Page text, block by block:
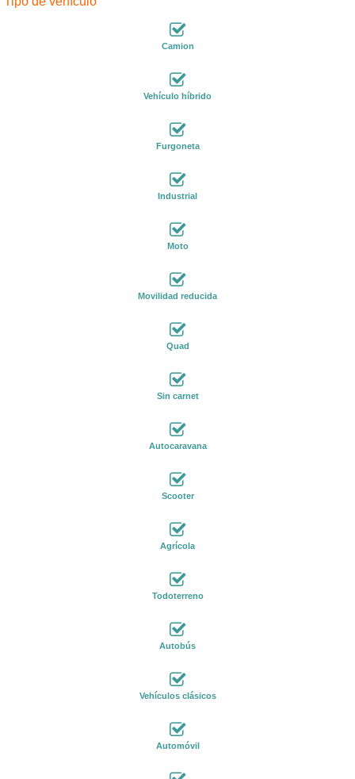
Camion
Vehículo híbrido
Furgoneta
Industrial
Moto
Movilidad reducida
Quad
Sin carnet
Autocaravana
Scooter
Agrícola
Todoterreno
Autobús
Vehículos clásicos
Automóvil